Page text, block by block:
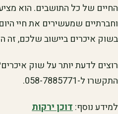
החיים של כל התושבים. הוא מציע
וחברתיים שמעשירים את חיי
בשוק איכרים ביישוב שלכם, זה
רוצים לדעת יותר על שוק
התקשרו ל-058-7885771.
למידע נוסף:דוכן ירקות